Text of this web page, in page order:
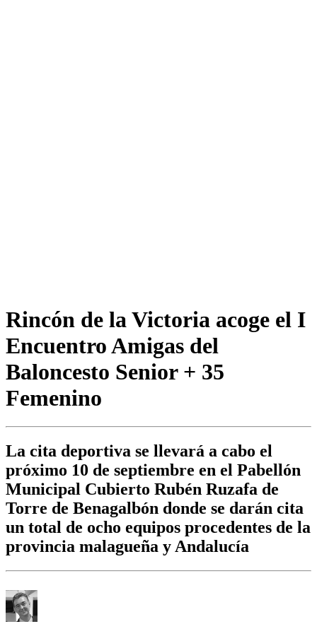
Rincón de la Victoria acoge el I
Encuentro Amigas del
Baloncesto Senior + 35
Femenino
La cita deportiva se llevará a cabo el
próximo 10 de septiembre en el Pabellón
Municipal Cubierto Rubén Ruzafa de
Torre de Benagalbón donde se darán cita
un total de ocho equipos procedentes de la
provincia malagueña y Andalucía